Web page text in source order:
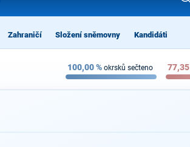
Zahraničí Složení sněmovny Kandidáti
100,00% okrsků sečteno 77,35